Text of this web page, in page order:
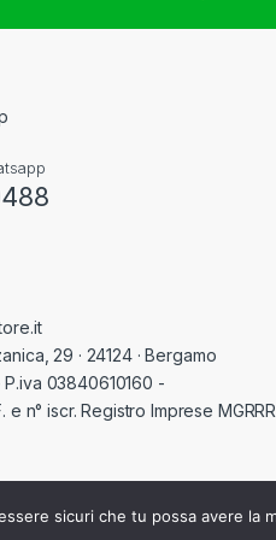
29 · 24124 · Bergamo
03840610160 -
e n° iscr. Registro Imprese
- All Rights Reserved - P.iva
sicuri che tu possa avere